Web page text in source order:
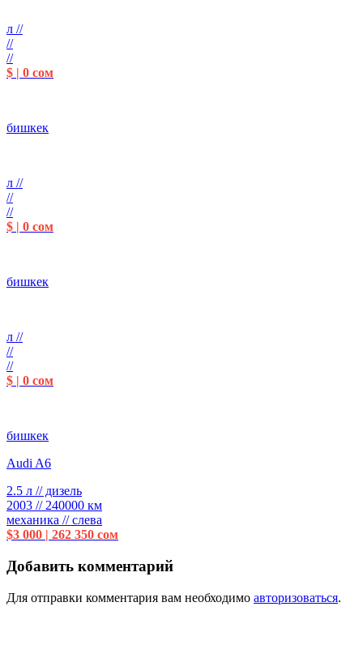
л //
//
//
$ | 0 сом
бишкек
л //
//
//
$ | 0 сом
бишкек
л //
//
//
$ | 0 сом
бишкек
Audi A6
2.5 л // дизель
2003 // 240000 км
механика // слева
$3 000 | 262 350 сом
Добавить комментарий
Для отправки комментария вам необходимо авторизоваться.